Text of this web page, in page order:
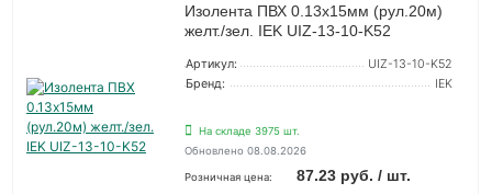
Изолента ПВХ 0.13х15мм (рул.20м)
желт./зел. IEK UIZ-13-10-K52
Артикул:
UIZ-13-10-K52
Бренд:
IEK
На складе 3975 шт.
Обновлено 08.08.2026
Розничная цена: 87.23 руб. / шт.